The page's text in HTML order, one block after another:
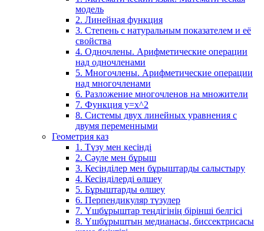
модель
2. Линейная функция
3. Степень с натуральным показателем и её
свойства
4. Одночлены. Арифметические операции
над одночленами
5. Многочлены. Арифметические операции
над многочленами
6. Разложение многочленов на множители
7. Функция y=x^2
8. Системы двух линейных уравнения с
двумя переменными
Геометрия каз
1. Түзу мен кесінді
2. Сәуле мен бұрыш
3. Кесінділер мен бұрыштарды салыстыру
4. Кесінділерді өлшеу
5. Бұрыштарды өлшеу
6. Перпендикуляр түзулер
7. Үшбұрыштар теңдігінің бірінші белгісі
8. Үшбұрыштың медианасы, биссектрисасы